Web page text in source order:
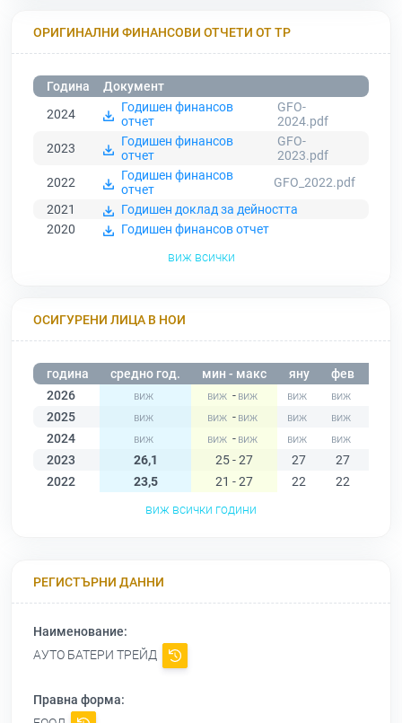
ОРИГИНАЛНИ ФИНАНСОВИ ОТЧЕТИ ОТ ТР
Година
Документ
2024
Годишен финансов
отчет
GFO-
2024.pdf
2023
Годишен финансов
отчет
GFO-
2023.pdf
2022
Годишен финансов
отчет
GFO_2022.pdf
2021
Годишен доклад за дейността
2020
Годишен финансов отчет
виж всички
ОСИГУРЕНИ ЛИЦА В НОИ
година средно год. мин - макс яну фев
2026
-
2025
-
2024
-
2023
26,1 25 - 27 27 27
2022
23,5 21 - 27 22 22
виж всички години
РЕГИСТЪРНИ ДАННИ
Наименование:
АУТО БАТЕРИ ТРЕЙД
Правна форма: